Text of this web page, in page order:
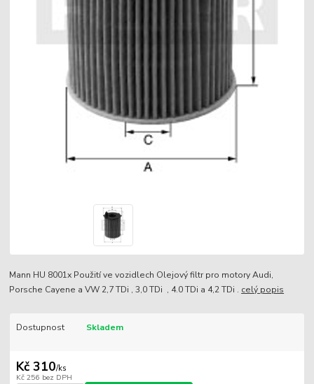
Mann HU 8001x Použití ve vozidlech Olejový filtr pro motory Audi,
Porsche Cayene a VW 2,7 TDi , 3,0 TDi , 4.0 TDi a 4,2 TDi . celý popis
Dostupnost Skladem
Kč 310/ks
Kč 256 bez DPH